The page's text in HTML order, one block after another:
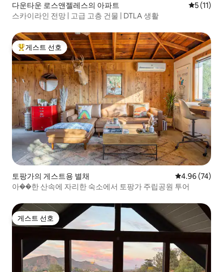
다운타운 로스앤젤레스의 아파트 평점 5점
5 (11)
스카이라인 전망 | 고급 고층 건물 | DTLA 생활
상위 게스트 선호
게스트 선호
토팡가의 게스트용 별채 평점 4.96점(5
4.96 (74)
아��한 산속에 자리한 숙소에서 토팡가 주립공원 투어
게스트 선호
게스트 선호